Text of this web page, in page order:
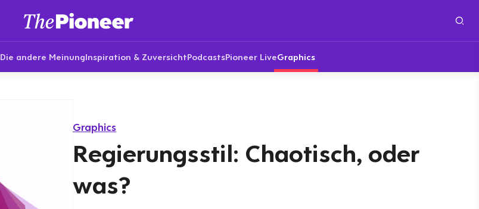
Die andere MeinungInspiration & ZuversichtPodcastsPioneer LiveGraphics
Graphics
Regierungsstil: Chaotisch, oder
was?